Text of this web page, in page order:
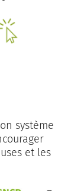
système
et les